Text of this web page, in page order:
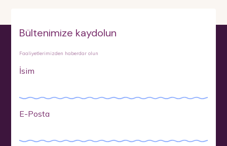
Bültenimize kaydolun
Faaliyetlerimizden haberdar olun
İsim
E-Posta